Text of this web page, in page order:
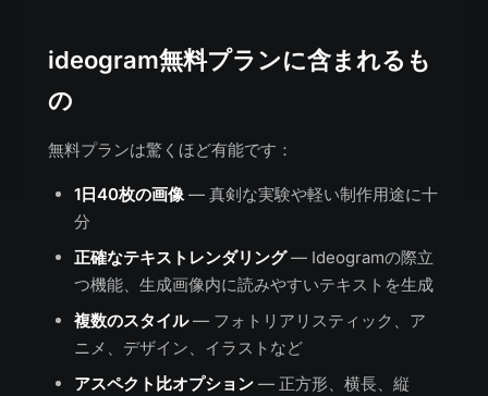
ideogram無料プランに含まれるも
の
無料プランは驚くほど有能です：
1日40枚の画像— 真剣な実験や軽い制作用途に十
分
正確なテキストレンダリング— Ideogramの際立
つ機能、生成画像内に読みやすいテキストを生成
複数のスタイル— フォトリアリスティック、ア
ニメ、デザイン、イラストなど
アスペクト比オプション — 正方形、横長、縦